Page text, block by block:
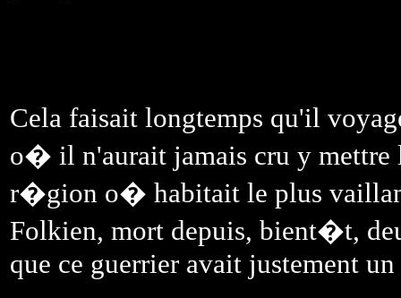
Cela faisait longtemps qu'il
o� il n'aurait jamais cru y
r�gion o� habitait le plus
Folkien, mort depuis, bient�t,
que ce guerrier avait justement